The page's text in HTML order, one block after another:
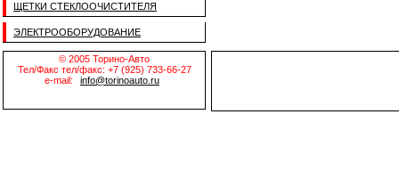
ЩЕТКИ СТЕКЛООЧИСТИТЕЛЯ
ЭЛЕКТРООБОРУДОВАНИЕ
© 2005 Торино-Авто
Тел/Факс тел/факс: +7 (925) 733-66-27
e-mail:
info@torinoauto.ru